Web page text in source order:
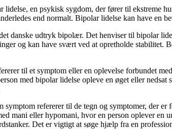
en psykisk sygdom, der fører til ekstreme
end normalt. Bipolar lidelse kan have
danske udtryk bipolær. Det henviser til bipolar
og kan have svært ved at opretholde stabilitet.
til et symptom eller en oplevelse forbundet
med bipolar lidelse opleve en øget eller
symptom refererer til de tegn og symptomer, der
mani eller hypomani, hvor en person oplever
Det er vigtigt at søge hjælp fra en